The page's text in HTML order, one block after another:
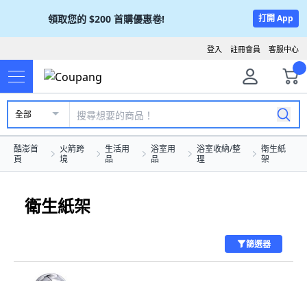
領取您的 $200 首購優惠卷! 打開 App
客服中心
註冊會員
登入
全部
酷澎首
頁
火箭跨
境
生活用
品
浴室用
品
浴室收納/整
理
衛生紙
架
衛生紙架
篩選器